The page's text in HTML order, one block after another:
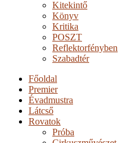
Kitekintő
Könyv
Kritika
POSZT
Reflektorfényben
Szabadtér
Főoldal
Premier
Évadmustra
Látcső
Rovatok
Próba